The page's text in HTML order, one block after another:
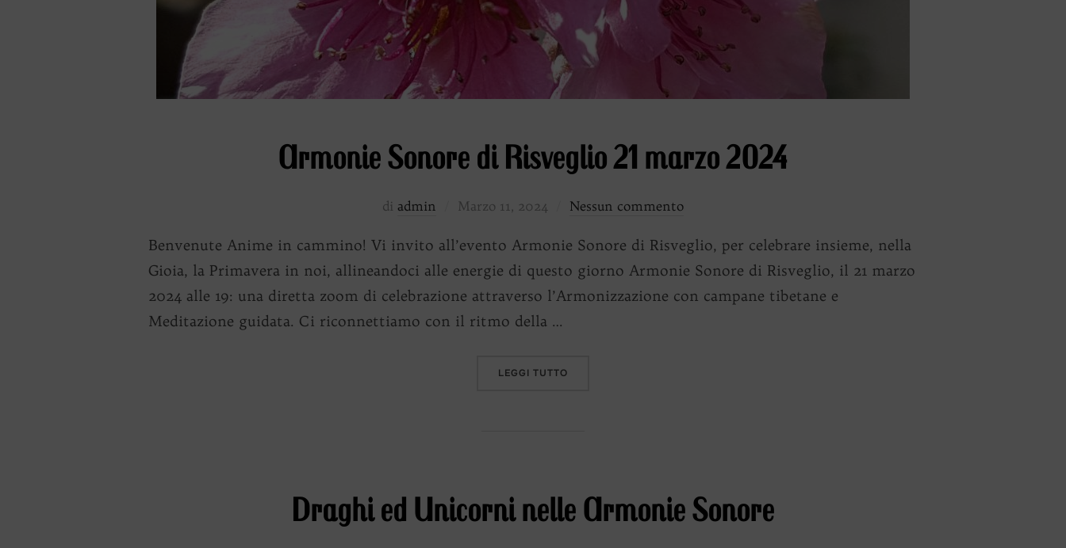
Armonie Sonore di Risveglio 21 marzo 2024
di admin
Pubblicato
Marzo 11, 2024 Nessun commento
Benvenute Anime in cammino! Vi invito all’evento Armonie Sonore di Risveglio, per celebrare insieme, nella
Gioia, la Primavera in noi, allineandoci alle energie di questo giorno Armonie Sonore di Risveglio, il 21 marzo
2024 alle 19: una diretta zoom di celebrazione attraverso l’Armonizzazione con campane tibetane e
Meditazione guidata. Ci riconnettiamo con il ritmo della …
LEGGI TUTTO
Draghi ed Unicorni nelle Armonie Sonore